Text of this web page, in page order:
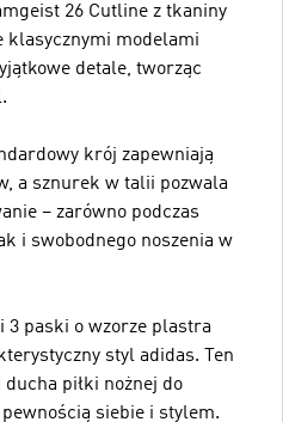
26 Cutline z tkaniny
klasycznymi modelami
detale, tworząc
krój zapewniają
a sznurek w talii pozwala
– zarówno podczas
i swobodnego noszenia w
3 paski o wzorze plastra
styl adidas. Ten
piłki nożnej do
siebie i stylem.